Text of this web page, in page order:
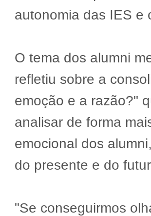
autonomia das IES e
O tema dos alumni
refletiu sobre a
emoção e a razão?"
analisar de forma
emocional dos
do presente e do
"Se conseguirmos